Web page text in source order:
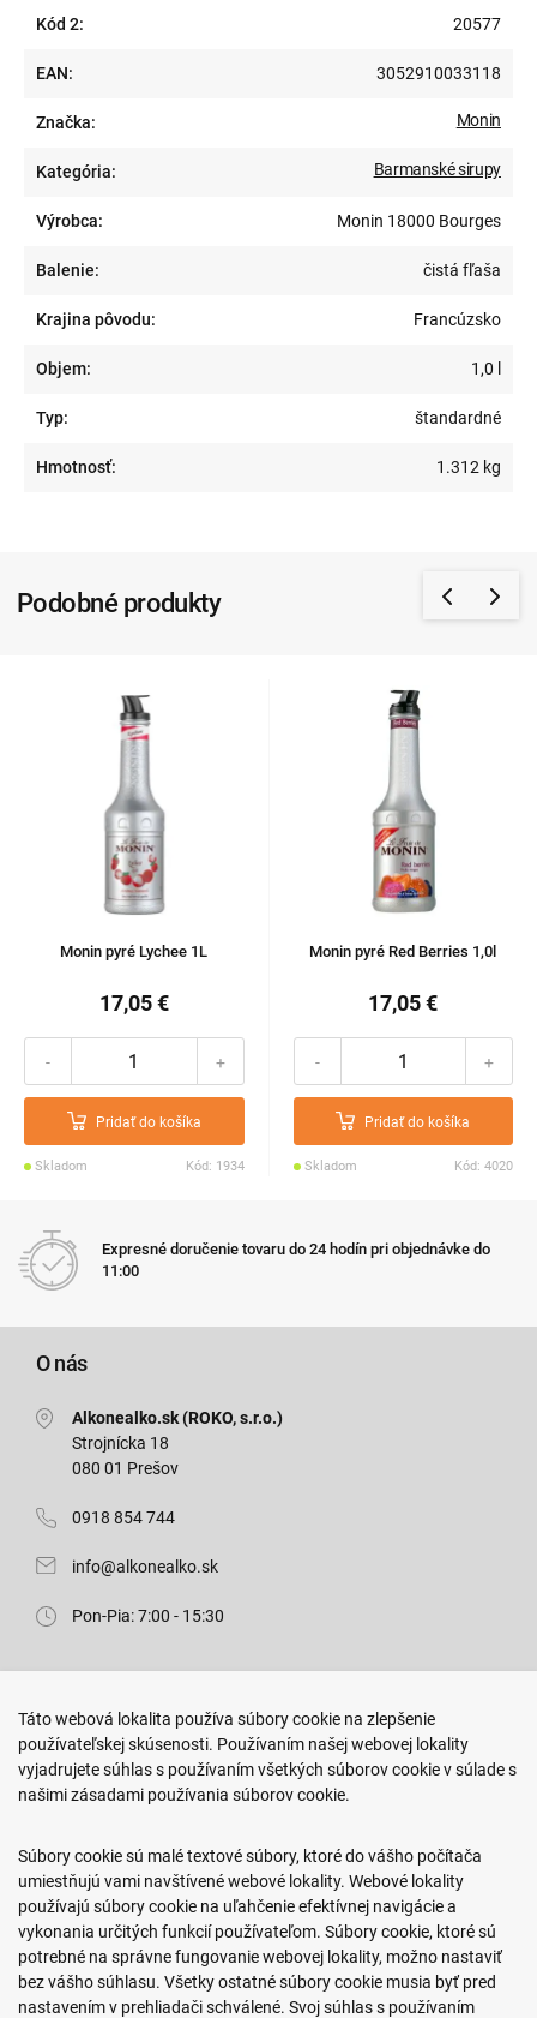
Kód 2: 20577
EAN: 3052910033118
Značka: Monin
Kategória: Barmanské sirupy
Výrobca: Monin 18000 Bourges
Balenie: čistá fľaša
Krajina pôvodu: Francúzsko
Objem: 1,0 l
Typ: štandardné
Hmotnosť: 1.312 kg
Podobné produkty
Monin pyré Lychee 1L
17,05 €
- +
Pridať do košíka
Skladom Kód: 1934
Monin pyré Red Berries 1,0l
17,05 €
- +
Pridať do košíka
Skladom Kód: 4020
Expresné doručenie tovaru do 24 hodín pri objednávke do
11:00
O nás
Alkonealko.sk (ROKO, s.r.o.)
Strojnícka 18
080 01 Prešov
0918 854 744
info@alkonealko.sk
Pon-Pia: 7:00 - 15:30
Arm. gen. Svobodu 23/A
080 01 Prešov
0917 466 578
sekcovpredajna@doroka.sk
Pon-Ned: 9:00 - 20:00
Podmienky nákupu
Táto webová lokalita používa súbory cookie na zlepšenie
používateľskej skúsenosti. Používaním našej webovej lokality
vyjadrujete súhlas s používaním všetkých súborov cookie v súlade s
našimi zásadami používania súborov cookie.
Súbory cookie sú malé textové súbory, ktoré do vášho počítača
umiestňujú vami navštívené webové lokality. Webové lokality
používajú súbory cookie na uľahčenie efektívnej navigácie a
vykonania určitých funkcií používateľom. Súbory cookie, ktoré sú
potrebné na správne fungovanie webovej lokality, možno nastaviť
bez vášho súhlasu. Všetky ostatné súbory cookie musia byť pred
nastavením v prehliadači schválené. Svoj súhlas s používaním